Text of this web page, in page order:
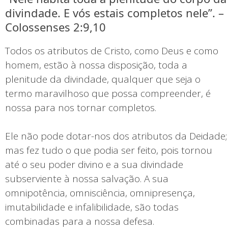
divindade. E vós estais completos nele”. –
Colossenses 2:9,10
Todos os atributos de Cristo, como Deus e como
homem, estão à nossa disposição, toda a
plenitude da divindade, qualquer que seja o
termo maravilhoso que possa compreender, é
nossa para nos tornar completos.
Ele não pode dotar-nos dos atributos da Deidade;
mas fez tudo o que podia ser feito, pois tornou
até o seu poder divino e a sua divindade
subserviente à nossa salvação. A sua
omnipotência, omnisciência, omnipresença,
imutabilidade e infalibilidade, são todas
combinadas para a nossa defesa.